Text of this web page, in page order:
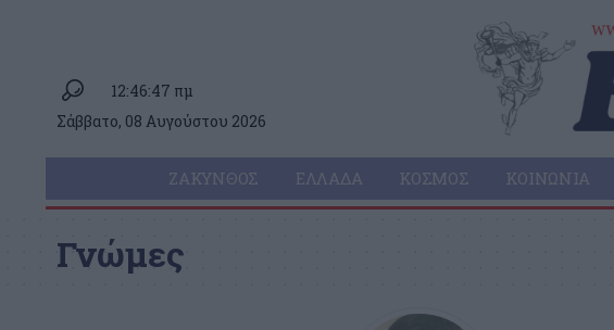
12:46:47 πμ
Σάββατο, 08 Αυγούστου 2026
ΖΆΚΥΝΘΟΣ ΕΛΛΆΔΑ ΚΌΣΜΟΣ ΚΟΙΝΩΝΊΑ
Γνώμες